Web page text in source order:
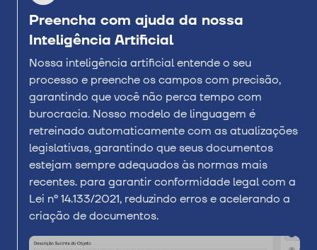
Preencha com ajuda da nossa
Inteligência Artificial
Nossa inteligência artificial entende o seu
processo e preenche os campos com precisão,
garantindo que você não perca tempo com
burocracia. Nosso modelo de linguagem é
retreinado automaticamente com as atualizações
legislativas, garantindo que seus documentos
estejam sempre adequados às normas mais
recentes. para garantir conformidade legal com a
Lei nº 14.133/2021, reduzindo erros e acelerando a
criação de documentos.